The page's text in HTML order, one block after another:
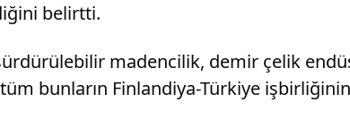
belirtti.
madencilik, demir çelik
bunların Finlandiya-Türkiye